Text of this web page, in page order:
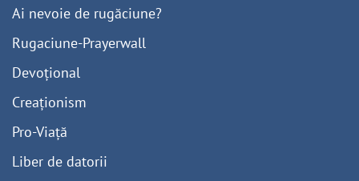
Ai nevoie de rugăciune?
Rugaciune-Prayerwall
Devoțional
Creaționism
Pro-Viață
Liber de datorii